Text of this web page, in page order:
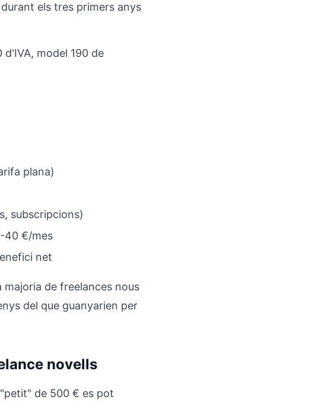
els tres primers anys
d'IVA, model 190 de
plana)
subscripcions)
40 €/mes
net
de freelances nous
del que guanyarien per
novells
de 500 € es pot